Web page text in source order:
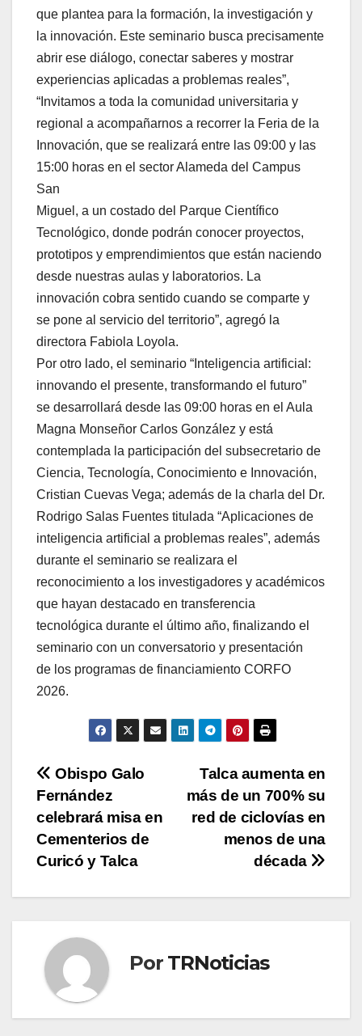
que plantea para la formación, la investigación y
la innovación. Este seminario busca precisamente
abrir ese diálogo, conectar saberes y mostrar
experiencias aplicadas a problemas reales”,
“Invitamos a toda la comunidad universitaria y
regional a acompañarnos a recorrer la Feria de la
Innovación, que se realizará entre las 09:00 y las
15:00 horas en el sector Alameda del Campus
San
Miguel, a un costado del Parque Científico
Tecnológico, donde podrán conocer proyectos,
prototipos y emprendimientos que están naciendo
desde nuestras aulas y laboratorios. La
innovación cobra sentido cuando se comparte y
se pone al servicio del territorio”, agregó la
directora Fabiola Loyola.
Por otro lado, el seminario “Inteligencia artificial:
innovando el presente, transformando el futuro”
se desarrollará desde las 09:00 horas en el Aula
Magna Monseñor Carlos González y está
contemplada la participación del subsecretario de
Ciencia, Tecnología, Conocimiento e Innovación,
Cristian Cuevas Vega; además de la charla del Dr.
Rodrigo Salas Fuentes titulada “Aplicaciones de
inteligencia artificial a problemas reales”, además
durante el seminario se realizara el
reconocimiento a los investigadores y académicos
que hayan destacado en transferencia
tecnológica durante el último año, finalizando el
seminario con un conversatorio y presentación
de los programas de financiamiento CORFO
2026.
Navegación
de
entradas
Talca aumenta en
más de un 700% su
red de ciclovías en
menos de una
década
Obispo Galo
Fernández
celebrará misa en
Cementerios de
Curicó y Talca
Por TRNoticias